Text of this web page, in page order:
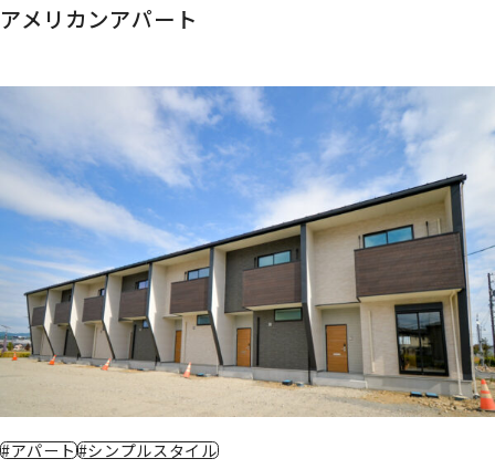
アメリカンアパート
#アパート#シンプルスタイル